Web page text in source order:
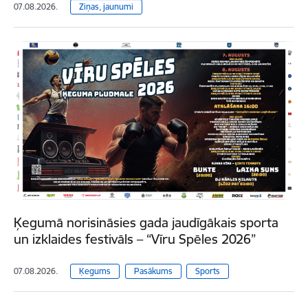
07.08.2026. Ziņas, jaunumi
Ķegumā norisināsies gada jaudīgākais sporta
un izklaides festivāls – “Vīru Spēles 2026”
07.08.2026. Ķegums Pasākums Sports